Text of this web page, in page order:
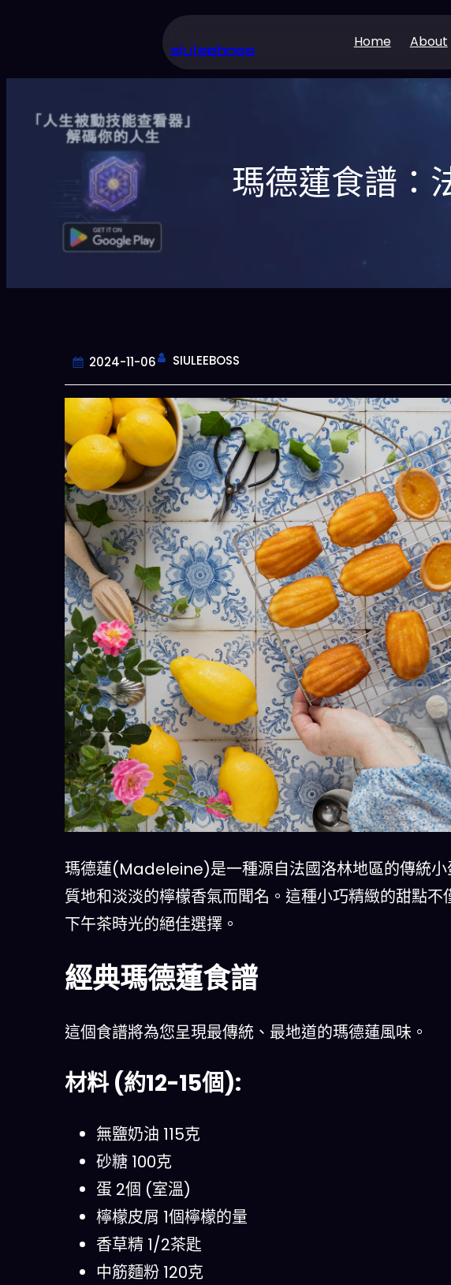
主
siuleeboss Home About
瑪德蓮食譜：
2024-11-06 SIULEEBOSS
瑪德蓮(Madeleine)是一種源自法國洛林地區的傳統小
質地和淡淡的檸檬香氣而聞名。這種小巧精緻的甜點
下午茶時光的絕佳選擇。
經典瑪德蓮食譜
這個食譜將為您呈現最傳統、最地道的瑪德蓮風味。
材料 (約12-15個):
無鹽奶油 115克
砂糖 100克
蛋 2個 (室溫)
檸檬皮屑 1個檸檬的量
香草精 1/2茶匙
中筋麵粉 120克
一鍵配搭出三